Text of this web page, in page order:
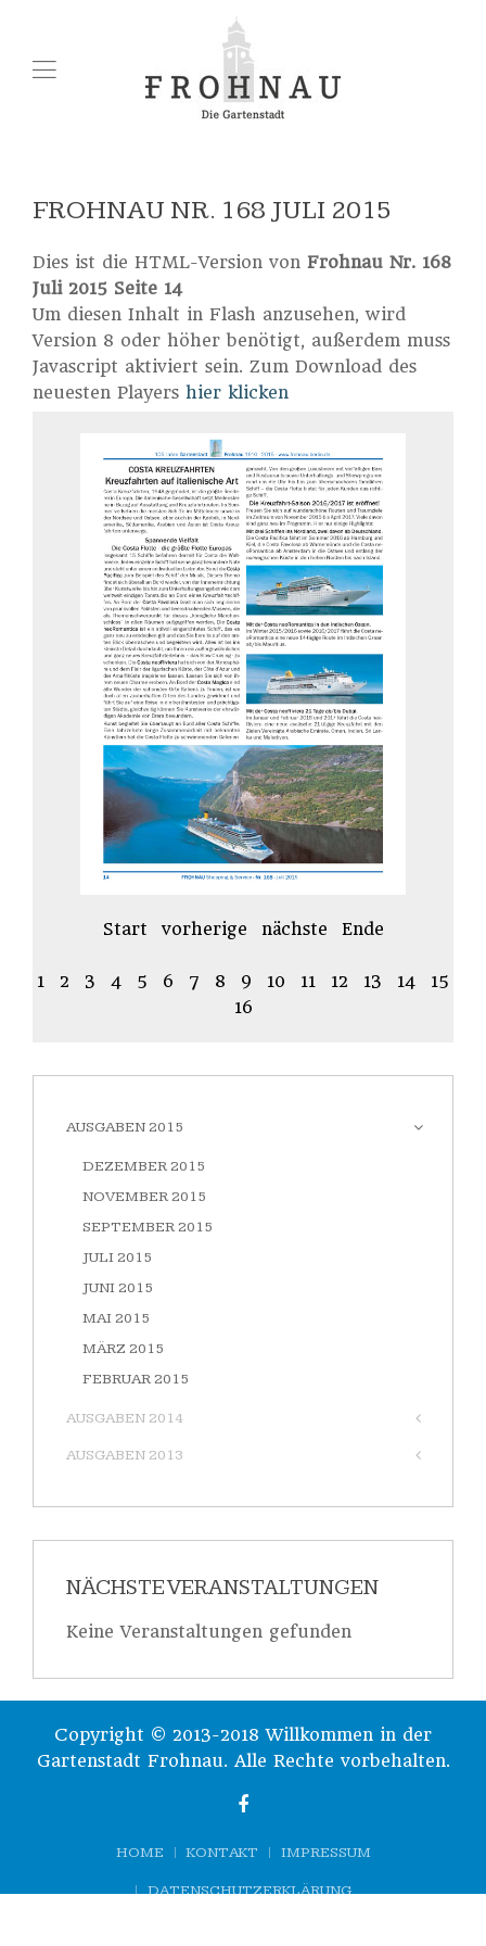
FROHNAU NR. 168 JULI 2015
Dies ist die HTML-Version von Frohnau Nr. 168
Juli 2015 Seite 14
Um diesen Inhalt in Flash anzusehen, wird
Version 8 oder höher benötigt, außerdem muss
Javascript aktiviert sein. Zum Download des
neuesten Players hier klicken
Start vorherige nächste Ende
1 2 3 4 5 6 7 8 9 10 11 12 13 14
15
16
AUSGABEN 2015
DEZEMBER 2015
NOVEMBER 2015
SEPTEMBER 2015
JULI 2015
JUNI 2015
MAI 2015
MÄRZ 2015
FEBRUAR 2015
AUSGABEN 2014
AUSGABEN 2013
NÄCHSTE VERANSTALTUNGEN
Keine Veranstaltungen gefunden
Copyright © 2013-2018 Willkommen in der
Gartenstadt Frohnau. Alle Rechte vorbehalten.
HOME KONTAKT IMPRESSUM
DATENSCHUTZERKLÄRUNG